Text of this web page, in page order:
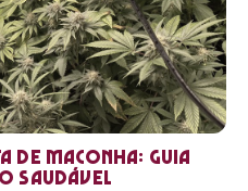
de maconha: guia
saudável